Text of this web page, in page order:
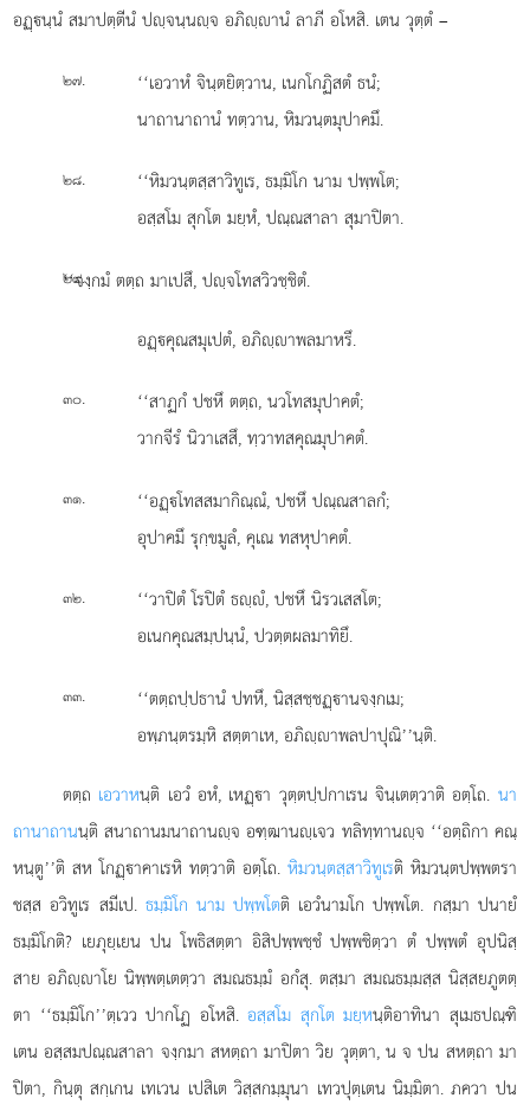
อฏฺนฺนํ สมาปตฺตีนํ ปฺจนฺนฺจ อภิฺานํ ลาภี อโหสิ. เตน วุตฺตํ –
๒๗. ‘‘เอวาหํ จินฺตยิตฺวาน, เนกโกฏิสตํ ธนํ;
นาถานาถานํ ทตฺวาน, หิมวนฺตมุปาคมึ.
๒๘.
‘‘หิมวนฺตสฺสาวิทูเร, ธมฺมิโก นาม ปพฺพโต;
อสฺสโม สุกโต มยฺหํ, ปณฺณสาลา สุมาปิตา.
๒๙.
‘‘จงฺกมํตตฺถ มาเปสึ, ปฺจโทสวิวชฺชิตํ.
อฏฺคุณสมุเปตํ, อภิฺาพลมาหรึ.
๓๐.
‘‘สาฏกํ ปชหึ ตตฺถ, นวโทสมุปาคตํ;
วากจีรํ นิวาเสสึ, ทฺวาทสคุณมุปาคตํ.
๓๑.
‘‘อฏฺโทสสมากิณฺณํ, ปชหึ ปณฺณสาลกํ;
อุปาคมึ รุกฺขมูลํ, คุเณ ทสหุปาคตํ.
๓๒.
‘‘วาปิตํ โรปิตํ ธฺํ, ปชหึ นิรวเสสโต;
อเนกคุณสมฺปนฺนํ, ปวตฺตผลมาทิยึ.
๓๓. ‘‘ตตฺถปฺปธานํ ปทหึ, นิสฺสชฺชฏฺานจงฺกเม;
อพฺภนฺตรมฺหิ สตฺตาเห, อภิฺาพลปาปุณิ’’นฺติ.
ตตฺถ เอวาหนฺติ เอวํ อหํ, เหฏฺา วุตฺตปฺปกาเรน จินฺเตตฺวาติ อตฺโถ. นา
ถานาถานนฺติ สนาถานมนาถานฺจ อฑฺฒานฺเจว ทลิทฺทานฺจ ‘‘อตฺถิกา คณฺ
หนฺตู’’ติ สห โกฏฺาคาเรหิ ทตฺวาติ อตฺโถ. หิมวนฺตสฺสาวิทูเรติ หิมวนฺตปพฺพตรา
ชสฺส อวิทูเร สมีเป. ธมฺมิโก นาม ปพฺพโตติ เอวํนามโก ปพฺพโต. กสฺมา ปนายํ
ธมฺมิโกติ? เยภุยฺเยน ปน โพธิสตฺตา อิสิปพฺพชฺชํ ปพฺพชิตฺวา ตํ ปพฺพตํ อุปนิสฺ
สาย อภิฺาโย นิพฺพตฺเตตฺวา สมณธมฺมํ อกํสุ. ตสฺมา สมณธมฺมสฺส นิสฺสยภูตตฺ
ตา ‘‘ธมฺมิโก’’ตฺเวว ปากโฏ อโหสิ.อสฺสโม สุกโต มยฺหนฺติอาทินา สุเมธปณฺฑิ
เตน อสฺสมปณฺณสาลา จงฺกมา สหตฺถา มาปิตา วิย วุตฺตา, น จ ปน สหตฺถา มา
ปิตา, กินฺตุ สกฺเกน เทเวน เปสิเต วิสฺสกมฺมุนา เทวปุตฺเตน นิมฺมิตา. ภควา ปน